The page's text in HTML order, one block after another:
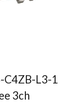
C4ZB-L3-1
3ch